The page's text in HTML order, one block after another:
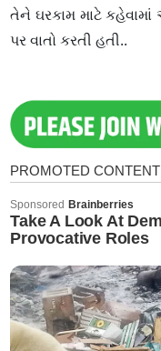
તેને ઘરકામ માટે
પર વાતો કરતી હતી..